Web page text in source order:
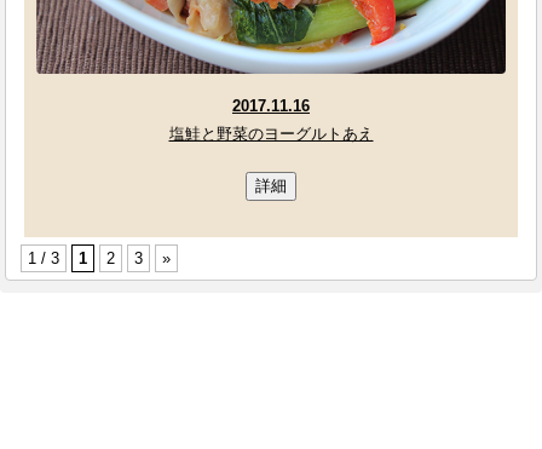
2017.11.16
塩鮭と野菜のヨーグルトあえ
詳細
1 / 3 1 2 3 »